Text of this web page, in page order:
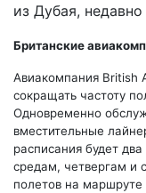
из Дубая,
Британские
Авиакомпания British
сокращать частоту
Одновременно
вместительные
расписания будет
средам, четвергам и
полетов на маршруте